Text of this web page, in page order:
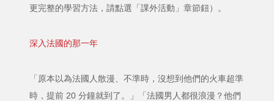
更完整的學習方法，請點選「課外活動」章節鈕）。
深入法國的那一年
「原本以為法國人散漫、不準時，沒想到他們的火車超準
時，提前 20 分鐘就到了。」「法國男人都很浪漫？他們